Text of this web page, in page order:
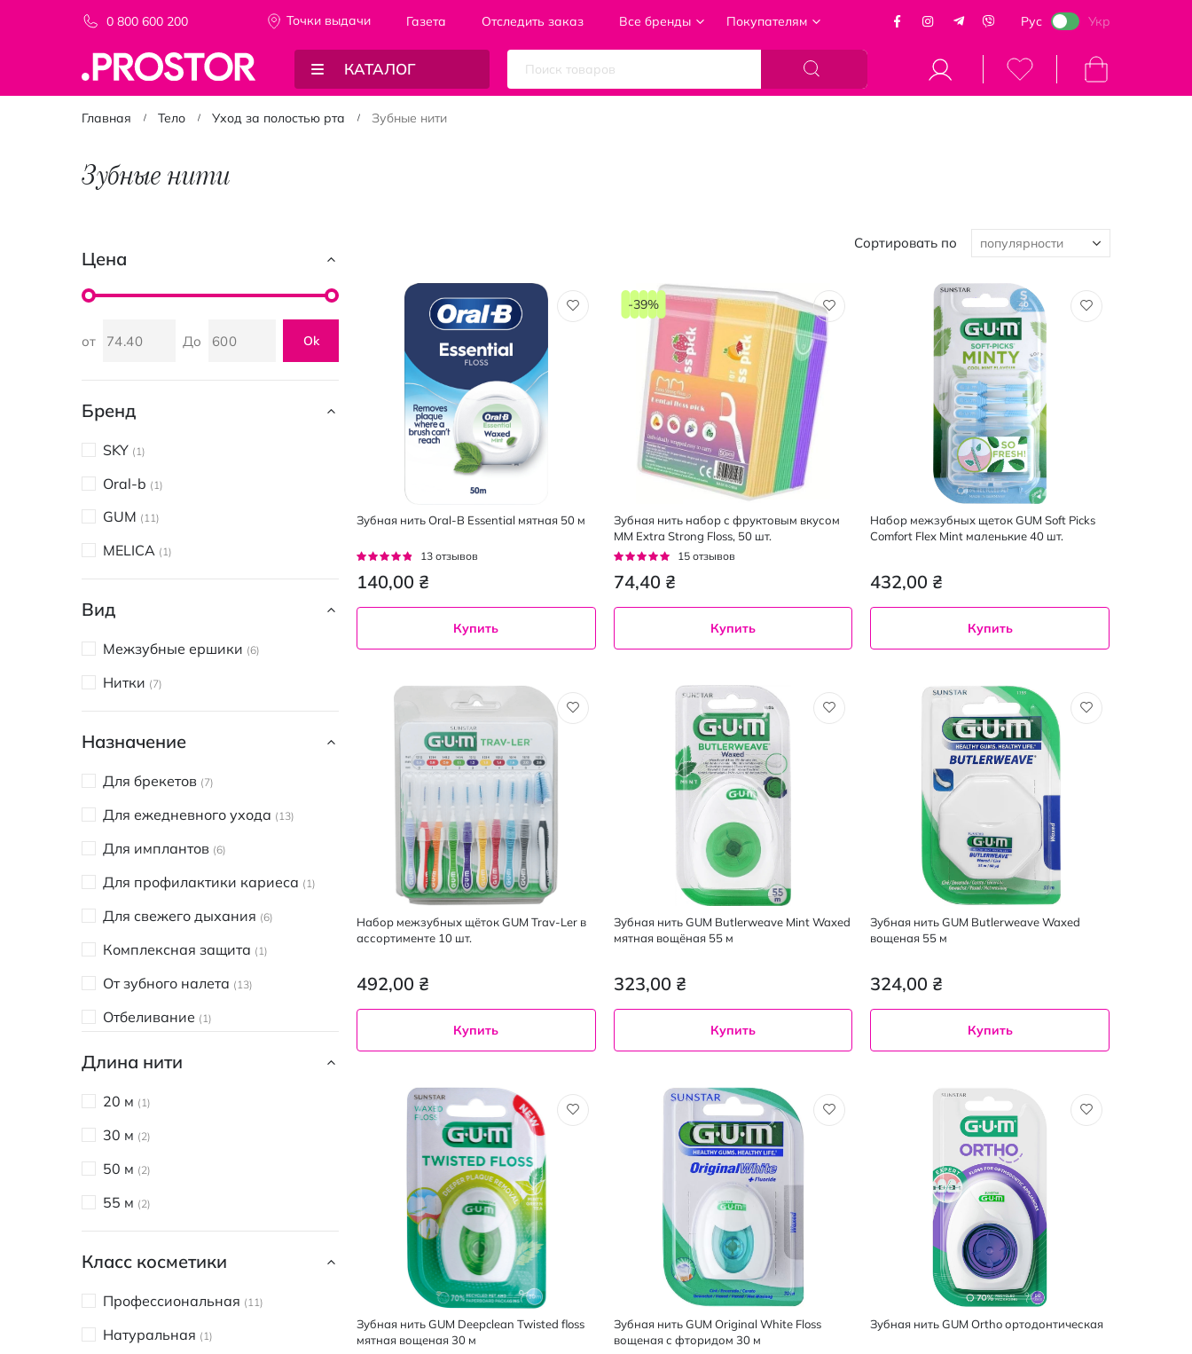
0 800 600 200 Точки выдачи Газета Отследить заказ Все бренды Покупателям Рус Укр
КАТАЛОГ Моя корзина
Главная Тело Уход за полостью рта Зубные нити
Зубные нити
Сортировать по
Зубная нить Oral-B Essential мятная 50 м
Рейтинг:
13 отзывов
140,00 ₴
Купить
Зубная нить набор с фруктовым вкусом
MM Extra Strong Floss, 50 шт.
Рейтинг:
15 отзывов
74,40 ₴
-39%
Купить
Набор межзубных щеток GUM Soft Picks
Comfort Flex Mint маленькие 40 шт.
432,00 ₴
Купить
Набор межзубных щёток GUM Trav-Ler в
ассортименте 10 шт.
492,00 ₴
Купить
Зубная нить GUM Butlerweave Mint Waxed
мятная вощёная 55 м
323,00 ₴
Купить
Зубная нить GUM Butlerweave Waxed
вощеная 55 м
324,00 ₴
Купить
Зубная нить GUM Deepclean Twisted floss
мятная вощеная 30 м
Зубная нить GUM Original White Floss
вощеная с фторидом 30 м
Зубная нить GUM Ortho ортодонтическая
Цена
от До Ok
Бренд
SKY 1
Oral-b 1
GUM 11
MELICA 1
Вид
Межзубные ершики 6
Нитки 7
Назначение
Для брекетов 7
Для ежедневного ухода 13
Для имплантов 6
Для профилактики кариеса 1
Для свежего дыхания 6
Комплексная защита 1
От зубного налета 13
Отбеливание 1
Длина нити
20 м 1
30 м 2
50 м 2
55 м 2
Класс косметики
Профессиональная 11
Натуральная 1